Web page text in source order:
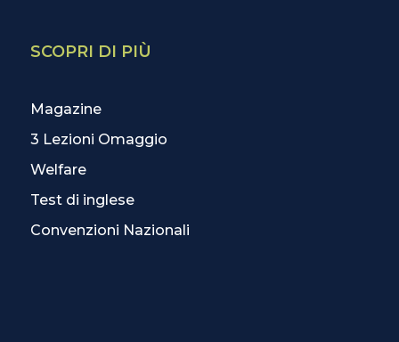
SCOPRI DI PIÙ
Magazine
3 Lezioni Omaggio
Welfare
Test di inglese
Convenzioni Nazionali